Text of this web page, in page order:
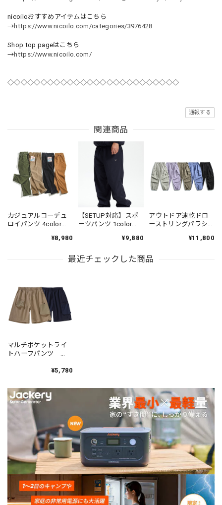
nicoiloおすすめアイテムはこちら
→https://www.nicoilo.com/categories/3976428
Shop top pageはこちら
→https://www.nicoilo.com/
◇◇◇◇◇◇◇◇◇◇◇◇◇◇◇◇◇◇◇◇◇◇◇◇◇◇
通報する
関連商品
カジュアルコーデュ
ロイパンツ 4color
¥8,980
【SETUP対応】スポ
ーツパンツ 1color
¥9,880
アウトドア速乾ドロ
ーストリングパラシ
¥11,800
最近チェックした商品
マルチポケットライ
トハーフパンツ
¥5,780